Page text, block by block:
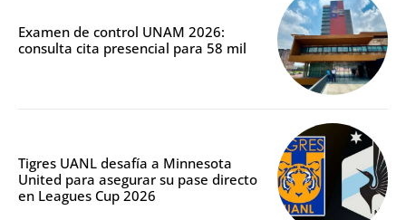
Examen de control UNAM 2026:
consulta cita presencial para 58 mil
Tigres UANL desafía a Minnesota
United para asegurar su pase directo
en Leagues Cup 2026